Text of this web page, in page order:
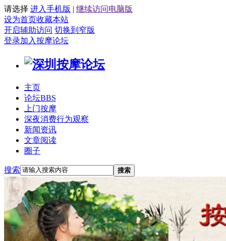
请选择 进入手机版 | 继续访问电脑版
设为首页收藏本站
开启辅助访问 切换到窄版
登录加入按摩论坛
主页
论坛BBS
上门按摩
深夜消费行为观察
新闻资讯
文章阅读
圈子
搜索 搜索